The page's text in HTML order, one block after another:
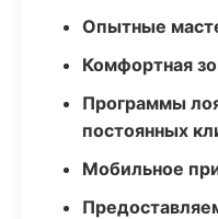
Опытные
Комфортная
Программы
постоянных
Мобильное